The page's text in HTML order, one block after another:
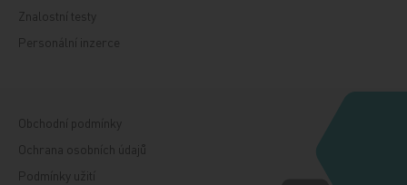
Znalostní testy
Personální inzerce
Obchodní podmínky
Ochrana osobních údajů
Podmínky užití